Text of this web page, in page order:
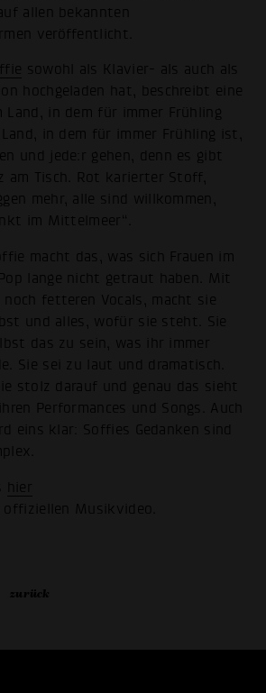
allen bekannten
veröffentlicht.
sowohl als Klavier- als auch als
hochgeladen hat, beschreibt eine
Land, in dem für immer Frühling
in dem für immer Frühling ist,
und jede:r gehen, denn es gibt
am Tisch. Rot karierter Stoff,
mehr, alle sind willkommen,
im Mittelmeer“.
macht das, was sich Frauen im
lange nicht getraut haben. Mit
fetteren Vocals, macht sie
und alles, wofür sie steht. Sie
das zu sein, was ihr immer
Sie sei zu laut und dramatisch.
stolz darauf und genau das sieht
Performances und Songs. Auch
eins klar: Soffies Gedanken sind
hier
Musikvideo.
zurück